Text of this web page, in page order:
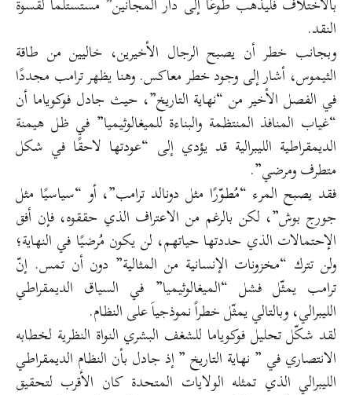
النقد.
وبجانب خطر أن يصبح الرجال الأخيرين، خاليين من طاقة
الثيموس، أشار إلى وجود خطر معاكس. وهنا يظهر ترامب مجددًا
في الفصل الأخير من “نهاية التاريخ”، حيث جادل فوكوياما أن
“غياب المنافذ المنتظمة والبناءة للميغالوثيميا” في ظل هيمنة
الديمقراطية الليبرالية قد يؤدي إلى “عودتها لاحقًا في شكل
متطرف ومرضي”.
فقد يصبح المرء “مُطوّرًا مثل دونالد ترامب”، أو “سياسيًا مثل
جورج بوش”، لكن بالرغم من الاعتراف الذي حققوه، فإن أفق
الإحتمالات الذي حددتها حياتهم، لن يكون مُرضيًا في النهاية؛
ولن تترك “مخزونات الإنسانية من المثالية” دون أن تمس. إنّ
ترامب يمثّل فشل “الميغالوثيميا” في السياق الديمقراطي
الليبرالي، وبالتالي يمثّل خطراً نموذجياَ على النظام.
لقد شكّل تحليل فوكوياما للشغف البشري النواة النظرية لخطابه
الانتصاري في ” نهاية التاريخ ” إذ جادل بأن النظام الديمقراطي
الليبرالي الذي تمثله الولايات المتحدة كان الأقرب لتحقيق